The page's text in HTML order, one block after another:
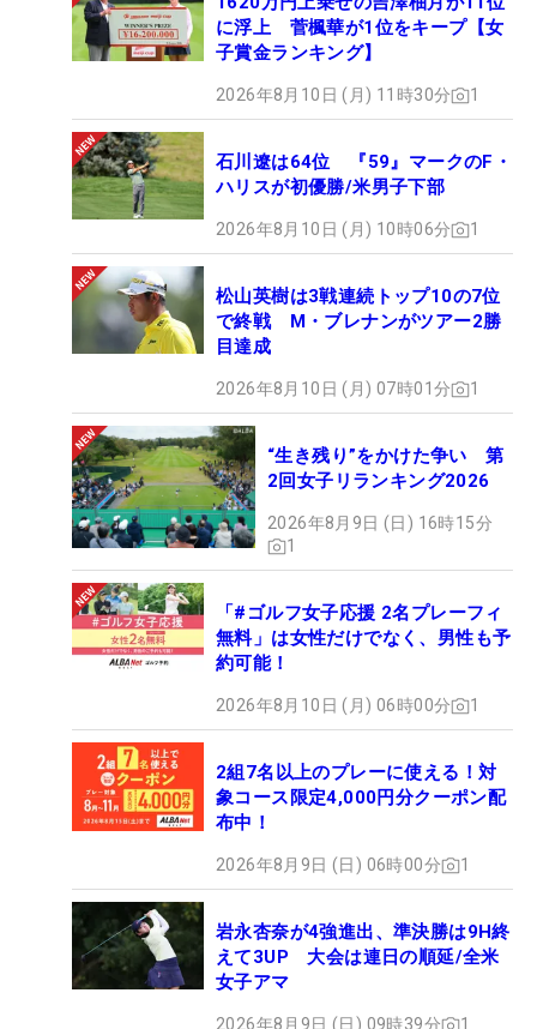
に浮上 菅楓華が1位をキープ【女
子賞金ランキング】
2026年8月10日 (月) 11時30分 1
石川遼は64位 『59』マークのF・
ハリスが初優勝/米男子下部
2026年8月10日 (月) 10時06分 1
松山英樹は3戦連続トップ10の7位
で終戦 M・ブレナンがツアー2勝
目達成
2026年8月10日 (月) 07時01分 1
“生き残り”をかけた争い 第
2回女子リランキング2026
2026年8月9日 (日) 16時15分
1
「#ゴルフ女子応援 2名プレーフィ
無料」は女性だけでなく、男性も予
約可能！
2026年8月10日 (月) 06時00分 1
2組7名以上のプレーに使える！対
象コース限定4,000円分クーポン配
布中！
2026年8月9日 (日) 06時00分 1
岩永杏奈が4強進出、準決勝は9H終
えて3UP 大会は連日の順延/全米
女子アマ
2026年8月9日 (日) 09時39分 1